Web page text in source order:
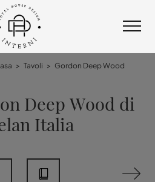
> Tavoli > Gordon Deep Wood
Deep Wood di
Italia